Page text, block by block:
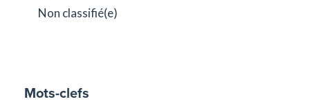
Non classifié(e)
Mots-clefs